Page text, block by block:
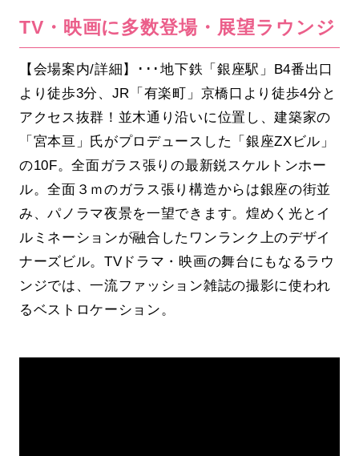
TV・映画に多数登場・展望ラウンジ
【会場案内/詳細】･･･地下鉄「銀座駅」B4番出口
より徒歩3分、JR「有楽町」京橋口より徒歩4分と
アクセス抜群！並木通り沿いに位置し、建築家の
「宮本亘」氏がプロデュースした「銀座ZXビル」
の10F。全面ガラス張りの最新鋭スケルトンホー
ル。全面３ｍのガラス張り構造からは銀座の街並
み、パノラマ夜景を一望できます。煌めく光とイ
ルミネーションが融合したワンランク上のデザイ
ナーズビル。TVドラマ・映画の舞台にもなるラウ
ンジでは、一流ファッション雑誌の撮影に使われ
るベストロケーション。